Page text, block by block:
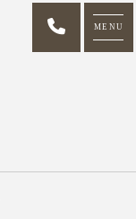
MENU